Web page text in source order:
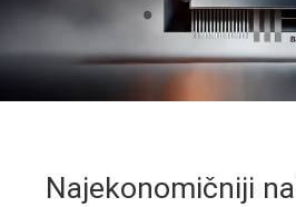
Najekonomičniji